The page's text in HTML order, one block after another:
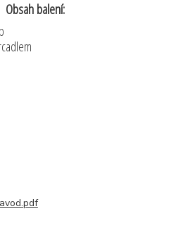
Obsah balení: